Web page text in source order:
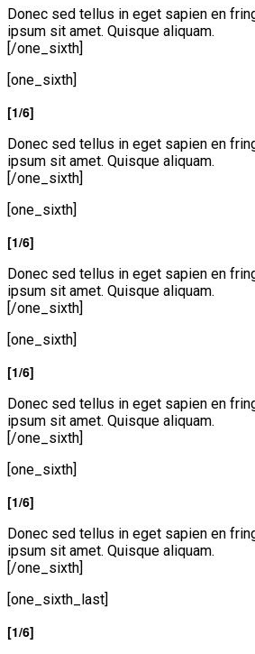
Donec sed tellus in eget sapien en
ipsum sit amet. Quisque aliquam.
[/one_sixth]
[one_sixth]
[1/6]
Donec sed tellus in eget sapien en
ipsum sit amet. Quisque aliquam.
[/one_sixth]
[one_sixth]
[1/6]
Donec sed tellus in eget sapien en
ipsum sit amet. Quisque aliquam.
[/one_sixth]
[one_sixth]
[1/6]
Donec sed tellus in eget sapien en
ipsum sit amet. Quisque aliquam.
[/one_sixth]
[one_sixth]
[1/6]
Donec sed tellus in eget sapien en
ipsum sit amet. Quisque aliquam.
[/one_sixth]
[one_sixth_last]
[1/6]